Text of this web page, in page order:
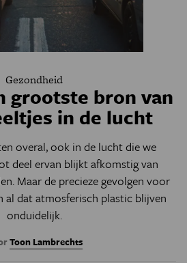
Gezondheid
grootste bron van
in de lucht
overal, ook in de lucht die we
deel ervan blijkt afkomstig van
Maar de precieze gevolgen voor
al dat atmosferisch plastic blijven
onduidelijk.
Toon Lambrechts